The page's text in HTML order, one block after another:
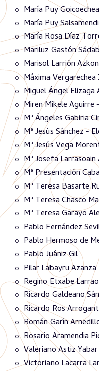
María Puy
María Puy
María Rosa Díaz
Mariluz Gastón
Marisol Larrión
Máxima Vergarechea
Miguel Ángel Elizaga
Miren Mikele Aguirre
Mª Ángeles Gabiria
Mª Jesús Sánchez -
Mª Jesús Vega
Mª Josefa
Mª Presentación
Mª Teresa Basarte
Mª Teresa Chasco
Mª Teresa Garayo
Pablo Fernández
Pablo Hermoso de
Pablo Juániz Gil
Pilar Labayru Azanza
Regino Etxabe
Ricardo Galdeano
Ricardo Ros
Román Garín
Rosario Aramendia
Valeriano Astiz Yabar
Victoriano Lacarra